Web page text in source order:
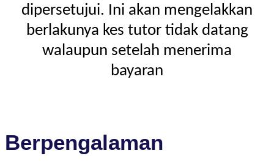
dipersetujui. Ini akan mengelakkan
berlakunya kes tutor tidak datang
walaupun setelah menerima
bayaran
Berpengalaman